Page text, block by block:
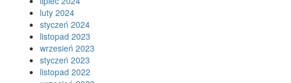
luty 2024
styczeń 2024
listopad 2023
wrzesień 2023
styczeń 2023
listopad 2022